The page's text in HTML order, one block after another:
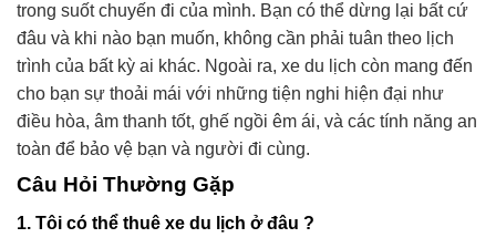
trong suốt chuyến đi của mình. Bạn có thể dừng lại bất cứ
đâu và khi nào bạn muốn, không cần phải tuân theo lịch
trình của bất kỳ ai khác. Ngoài ra, xe du lịch còn mang đến
cho bạn sự thoải mái với những tiện nghi hiện đại như
điều hòa, âm thanh tốt, ghế ngồi êm ái, và các tính năng an
toàn để bảo vệ bạn và người đi cùng.
Câu Hỏi Thường Gặp
1. Tôi có thể thuê xe du lịch ở đâu ?